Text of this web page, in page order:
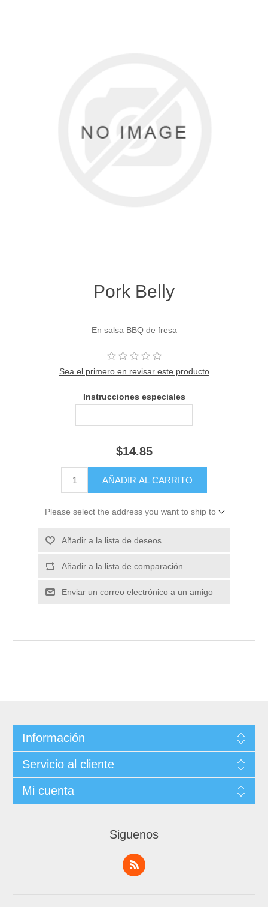
Pork Belly
En salsa BBQ de fresa
Sea el primero en revisar este producto
Instrucciones especiales
$14.85
Please select the address you want to ship to
Información
Servicio al cliente
Mi cuenta
Siguenos